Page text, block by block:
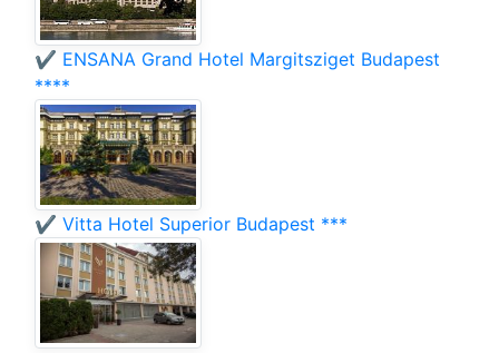
✔️ ENSANA Grand Hotel Margitsziget Budapest
****
✔️ Vitta Hotel Superior Budapest ***